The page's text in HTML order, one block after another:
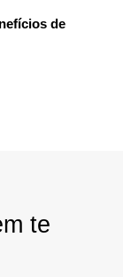
de
te